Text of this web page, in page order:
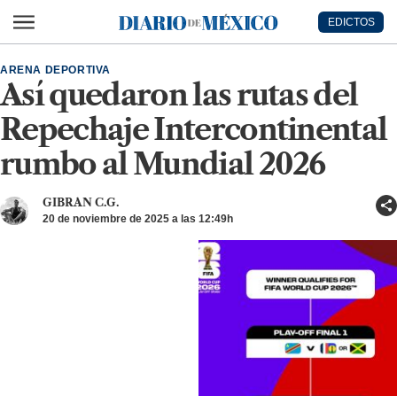
Diario de México
EDICTOS
Así quedaron las rutas del
Repechaje Intercontinental
rumbo al Mundial 2026
ARENA DEPORTIVA
GIBRAN C.G.
20 de noviembre de 2025 a las 12:49h